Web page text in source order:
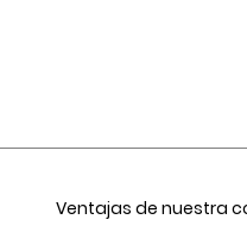
Ventajas de nuestra